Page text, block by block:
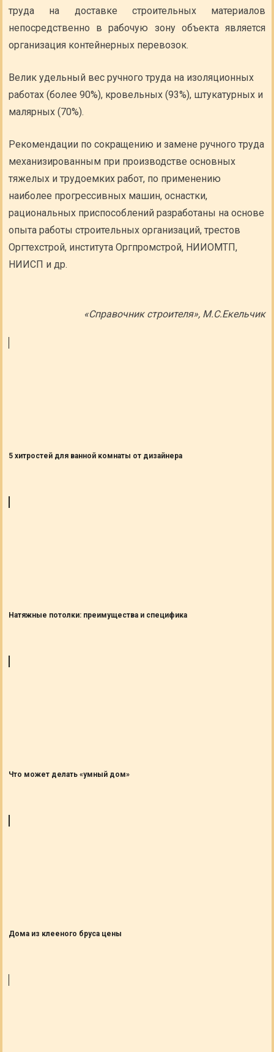
труда на доставке строительных материалов
непосредственно в рабочую зону объекта является
организация контейнерных перевозок.
Велик удельный вес ручного труда на изоляционных
работах (более 90%), кровельных (93%), штукатурных и
малярных (70%).
Рекомендации по сокращению и замене ручного труда
механизированным при производстве основных
тяжелых и трудоемких работ, по применению
наиболее прогрессивных машин, оснастки,
рациональных приспособлений разработаны на основе
опыта работы строительных организаций, трестов
Оргтехстрой, института Оргпромстрой, НИИОМТП,
НИИСП и др.
«Справочник строителя», М.С.Екельчик
5 хитростей для ванной комнаты от дизайнера
Натяжные потолки: преимущества и специфика
Что может делать «умный дом»
Дома из клееного бруса цены